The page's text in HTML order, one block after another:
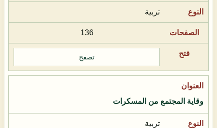
تربية
136
تصفح
وقاية المجتمع من المسكرات
تربية